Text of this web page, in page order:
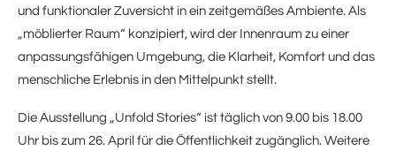
und funktionaler Zuversicht in ein zeitgemäßes Ambiente. Als
„möblierter Raum“ konzipiert, wird der Innenraum zu einer
anpassungsfähigen Umgebung, die Klarheit, Komfort und das
menschliche Erlebnis in den Mittelpunkt stellt.
Die Ausstellung „Unfold Stories“ ist täglich von 9.00 bis 18.00
Uhr bis zum 26. April für die Öffentlichkeit zugänglich. Weitere